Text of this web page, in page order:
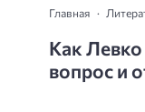
Главная
Как
вопрос и